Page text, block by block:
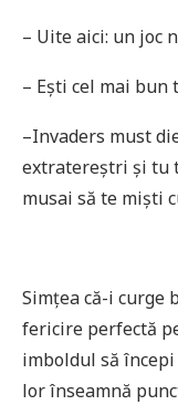
– Uite aici: un joc
– Ești cel mai bun
–Invaders must
extratereștri și tu
musai să te miști
Simțea că-i curge
fericire perfectă
imboldul să
lor înseamnă